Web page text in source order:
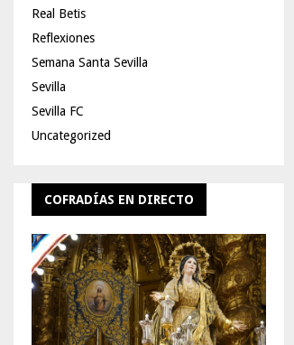
Real Betis
Reflexiones
Semana Santa Sevilla
Sevilla
Sevilla FC
Uncategorized
COFRADÍAS EN DIRECTO